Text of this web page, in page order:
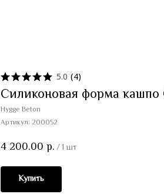
5.0 (4)
Силиконовая форма
Hygge Beton
Артикул: 200052
4 200.00 р./1 шт
Купить